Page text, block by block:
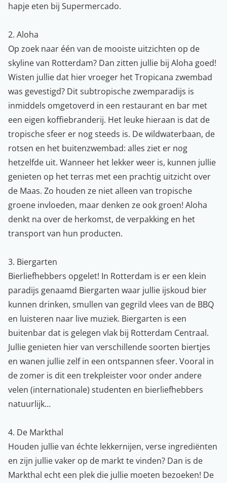
hapje eten bij Supermercado.
2. Aloha
Op zoek naar één van de mooiste uitzichten op de
skyline van Rotterdam? Dan zitten jullie bij Aloha goed!
Wisten jullie dat hier vroeger het Tropicana zwembad
was gevestigd? Dit subtropische zwemparadijs is
inmiddels omgetoverd in een restaurant en bar met
een eigen koffiebranderij. Het leuke hieraan is dat de
tropische sfeer er nog steeds is. De wildwaterbaan, de
rotsen en het buitenzwembad: alles ziet er nog
hetzelfde uit. Wanneer het lekker weer is, kunnen jullie
genieten op het terras met een prachtig uitzicht over
de Maas. Zo houden ze niet alleen van tropische
groene invloeden, maar denken ze ook groen! Aloha
denkt na over de herkomst, de verpakking en het
transport van hun producten.
3. Biergarten
Bierliefhebbers opgelet! In Rotterdam is er een klein
paradijs genaamd Biergarten waar jullie ijskoud bier
kunnen drinken, smullen van gegrild vlees van de BBQ
en luisteren naar live muziek. Biergarten is een
buitenbar dat is gelegen vlak bij Rotterdam Centraal.
Jullie genieten hier van verschillende soorten biertjes
en wanen jullie zelf in een ontspannen sfeer. Vooral in
de zomer is dit een trekpleister voor onder andere
velen (internationale) studenten en bierliefhebbers
natuurlijk…
4. De Markthal
Houden jullie van échte lekkernijen, verse ingrediënten
en zijn jullie vaker op de markt te vinden? Dan is de
Markthal echt een plek die jullie moeten bezoeken! De